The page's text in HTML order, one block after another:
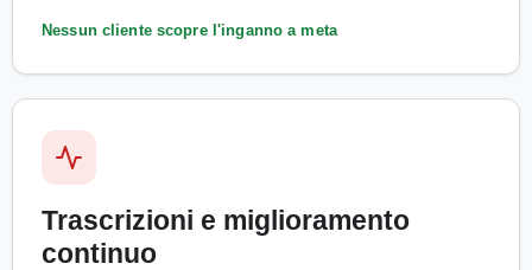
Nessun cliente scopre l'inganno a meta
Trascrizioni e miglioramento
continuo